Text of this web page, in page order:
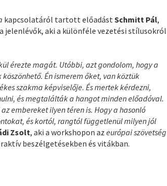
kapcsolatáról tartott előadástSchmitt Pál,
jelenlévők, aki a különféle vezetési stílusokról
érezte magát. Utóbbi, azt gondolom, hogy a
Én ismerem őket, van köztük
szakma képviselője. És mertek kérdezni,
és megtalálták a hangot minden előadóval.
embereket ilyen téren is. Hogy a hasonló
és kortól, rangtól függetlenül milyen jól
Zsolt, aki a workshopon azeurópai szövetség
beszélgetésekben és vitákban.